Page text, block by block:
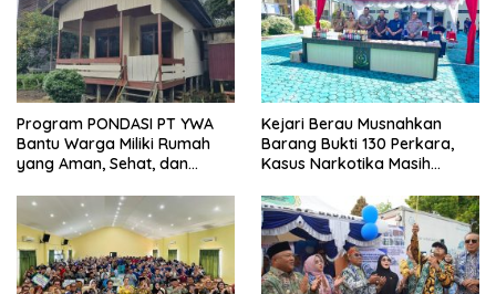
Program PONDASI PT YWA
Bantu Warga Miliki Rumah
yang Aman, Sehat, dan
Kejari Berau Musnahkan
Barang Bukti 130 Perkara,
Kasus Narkotika Masih